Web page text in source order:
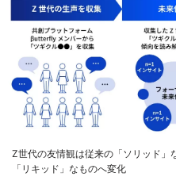
Z世代の友情観は従来の「ソリッド」
「リキッド」なものへ変化